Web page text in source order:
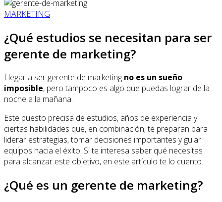
MARKETING
¿Qué estudios se necesitan para ser
gerente de marketing?
Llegar a ser gerente de marketing no es un sueño
imposible, pero tampoco es algo que puedas lograr de la
noche a la mañana.
Este puesto precisa de estudios, años de experiencia y
ciertas habilidades que, en combinación, te preparan para
liderar estrategias, tomar decisiones importantes y guiar
equipos hacia el éxito. Si te interesa saber qué necesitas
para alcanzar este objetivo, en este artículo te lo cuento.
¿Qué es un gerente de marketing?